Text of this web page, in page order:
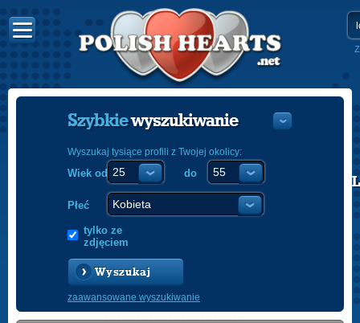
POLISH
Szybkiewyszukiwanie
Wyszukaj tysiące profili z Twojej okolicy:
Wiek od do
Płeć
tylko ze
zdjęciem
Wyszukaj
zaawansowane wyszukiwanie